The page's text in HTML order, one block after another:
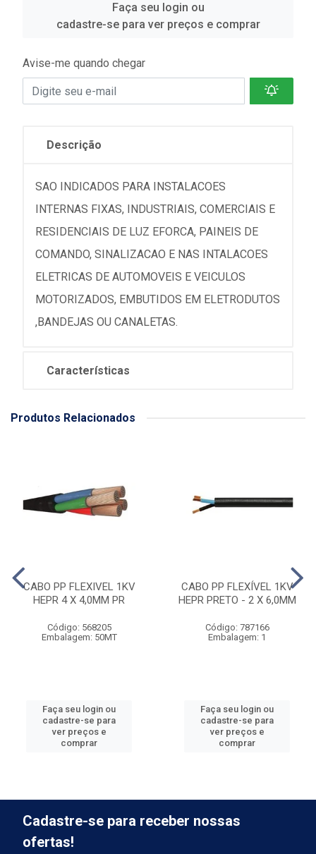
Faça seu login ou
cadastre-se para ver preços e comprar
Avise-me quando chegar
Descrição
SAO INDICADOS PARA INSTALACOES
INTERNAS FIXAS, INDUSTRIAIS, COMERCIAIS E
RESIDENCIAIS DE LUZ EFORCA, PAINEIS DE
COMANDO, SINALIZACAO E NAS INTALACOES
ELETRICAS DE AUTOMOVEIS E VEICULOS
MOTORIZADOS, EMBUTIDOS EM ELETRODUTOS
,BANDEJAS OU CANALETAS.
Características
Produtos Relacionados
CABO PP FLEXIVEL 1KV
HEPR 4 X 4,0MM PR
Código: 568205
Embalagem: 50MT
Faça seu login ou
cadastre-se para
ver preços e
comprar
CABO PP FLEXÍVEL 1KV
HEPR PRETO - 2 X 6,0MM
Código: 787166
Embalagem: 1
Faça seu login ou
cadastre-se para
ver preços e
comprar
Cadastre-se para receber nossas
ofertas!